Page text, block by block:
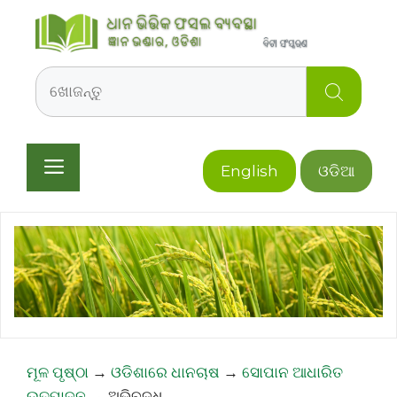
Search
English ଓଡିଆ
Menu
ମୂଳ ପୃଷ୍ଠା → ଓଡିଶାରେ ଧାନଚାଷ → ସୋପାନ ଆଧାରିତ